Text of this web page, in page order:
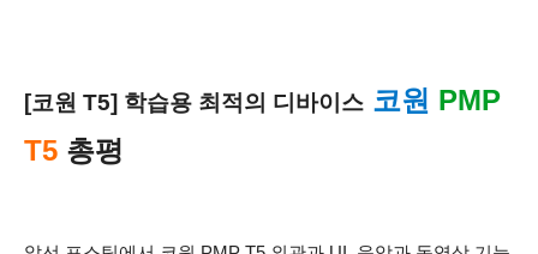
[코원 T5] 학습용 최적의 디바이스 코원 PMP
T5 총평